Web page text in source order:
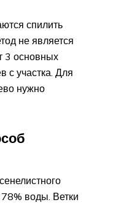
спилить
не является
3 основных
с участка. Для
нужно
воды. Ветки